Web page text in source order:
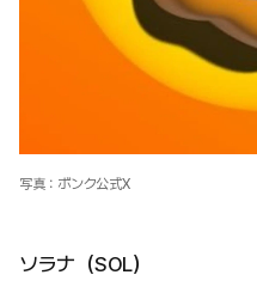
写真：ボンク公式X
ソラナ（SOL）